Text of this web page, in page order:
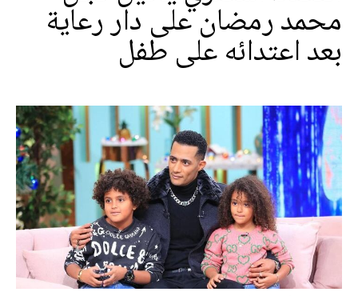
محمد رمضان على دار رعاية
بعد اعتدائه على طفل